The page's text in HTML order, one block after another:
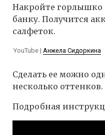
Накройте горлышко
банку. Получится
салфеток.
YouTube | Анжела Сидоркина
Сделать ее можно
несколько оттенков.
Подробная